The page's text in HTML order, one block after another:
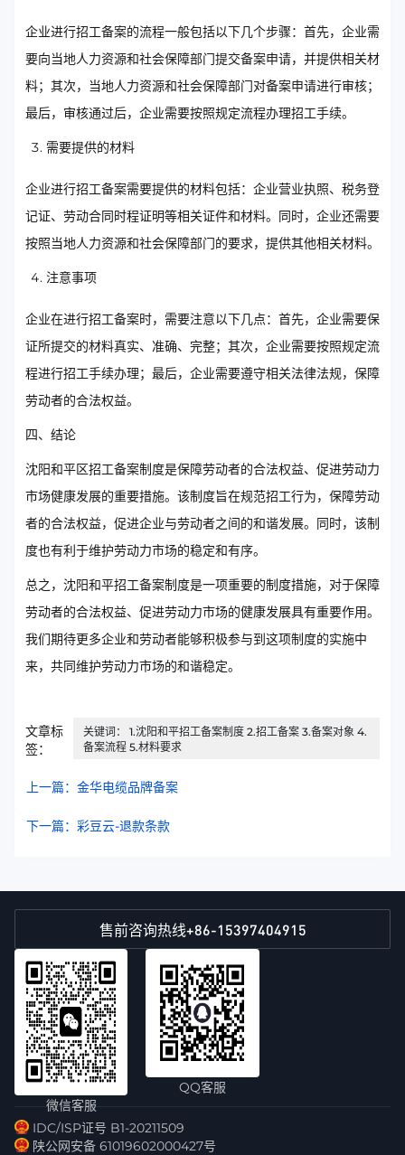
企业进行招工备案的流程一般包括以下几个步骤：首先，企业需
要向当地人力资源和社会保障部门提交备案申请，并提供相关材
料；其次，当地人力资源和社会保障部门对备案申请进行审核；
最后，审核通过后，企业需要按照规定流程办理招工手续。
需要提供的材料
企业进行招工备案需要提供的材料包括：企业营业执照、税务登
记证、劳动合同时程证明等相关证件和材料。同时，企业还需要
按照当地人力资源和社会保障部门的要求，提供其他相关材料。
注意事项
企业在进行招工备案时，需要注意以下几点：首先，企业需要保
证所提交的材料真实、准确、完整；其次，企业需要按照规定流
程进行招工手续办理；最后，企业需要遵守相关法律法规，保障
劳动者的合法权益。
四、结论
沈阳和平区招工备案制度是保障劳动者的合法权益、促进劳动力
市场健康发展的重要措施。该制度旨在规范招工行为，保障劳动
者的合法权益，促进企业与劳动者之间的和谐发展。同时，该制
度也有利于维护劳动力市场的稳定和有序。
总之，沈阳和平招工备案制度是一项重要的制度措施，对于保障
劳动者的合法权益、促进劳动力市场的健康发展具有重要作用。
我们期待更多企业和劳动者能够积极参与到这项制度的实施中
来，共同维护劳动力市场的和谐稳定。
文章标
签：
关键词： 1.沈阳和平招工备案制度 2.招工备案 3.备案对象 4.
备案流程 5.材料要求
上一篇：金华电缆品牌备案
下一篇：彩豆云-退款条款
售前咨询热线+86-15397404915
微信客服
QQ客服
IDC/ISP证号 B1-20211509
陕公网安备 61019602000427号